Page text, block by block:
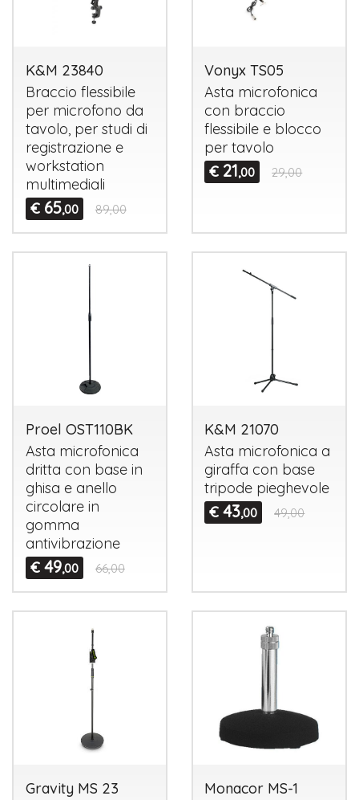
K&M 23840
Braccio flessibile
per microfono da
tavolo, per studi di
registrazione e
workstation
multimediali
€ 65,00 89,00
Vonyx TS05
Asta microfonica
con braccio
flessibile e blocco
per tavolo
€ 21,00 29,00
Proel OST110BK
Asta microfonica
dritta con base in
ghisa e anello
circolare in
gomma
antivibrazione
€ 49,00 66,00
K&M 21070
Asta microfonica a
giraffa con base
tripode pieghevole
€ 43,00 49,00
Gravity MS 23
Monacor MS-1